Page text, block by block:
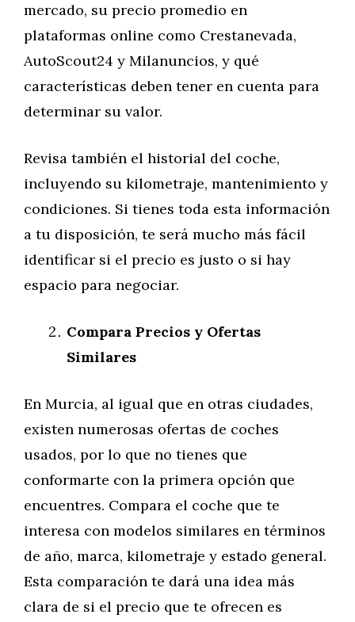
mercado, su precio promedio en
plataformas online como Crestanevada,
AutoScout24 y Milanuncios, y qué
características deben tener en cuenta para
determinar su valor.
Revisa también el historial del coche,
incluyendo su kilometraje, mantenimiento y
condiciones. Si tienes toda esta información
a tu disposición, te será mucho más fácil
identificar si el precio es justo o si hay
espacio para negociar.
Compara Precios y Ofertas
Similares
En Murcia, al igual que en otras ciudades,
existen numerosas ofertas de coches
usados, por lo que no tienes que
conformarte con la primera opción que
encuentres. Compara el coche que te
interesa con modelos similares en términos
de año, marca, kilometraje y estado general.
Esta comparación te dará una idea más
clara de si el precio que te ofrecen es